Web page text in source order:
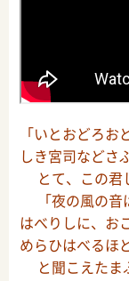
「いとおどろ
しき宮司などさ
とて、この君
「夜の風の音
はべりしに、お
めらひはべるほ
と聞こえたま